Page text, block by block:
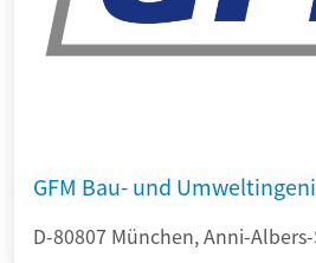
GFM Bau- und
D-80807 München, Anni-